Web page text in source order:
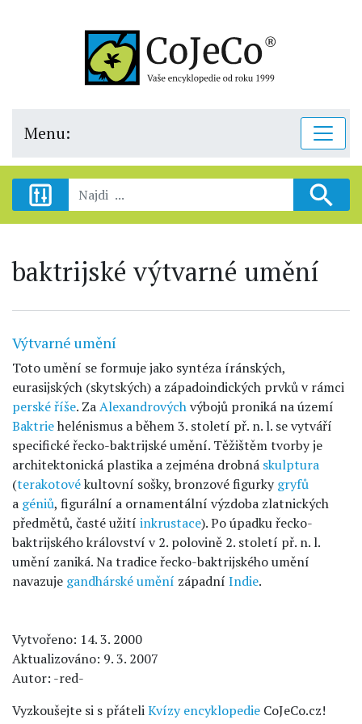
Menu:
baktrijské výtvarné umění
Výtvarné umění
Toto umění se formuje jako syntéza íránských,
eurasijských (skytských) a západoindických prvků v rámci
perské říše. ZaAlexandrovýchvýbojů proniká na území
Baktriehelénismus a během 3. století př. n. l. se vytváří
specifické řecko-baktrijské umění. Těžištěm tvorby je
architektonická plastika a zejména drobná skulptura
(terakotovékultovní sošky, bronzové figurkygryfů
a géniů, figurální a ornamentální výzdoba zlatnických
předmětů, časté užití inkrustace). Po úpadku řecko-
baktrijského království v 2. polovině 2. století př. n. l.
umění zaniká. Na tradice řecko-baktrijského umění
navazuje gandhárské umění západní Indie.
Vytvořeno: 14. 3. 2000
Aktualizováno: 9. 3. 2007
Autor: -red-
Vyzkoušejte si s přáteliKvízy encyklopedie CoJeCo.cz!